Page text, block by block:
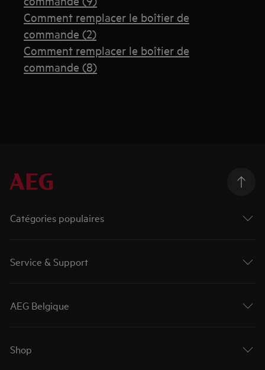
Comment remplacer le boîtier de
commande (2)
Comment remplacer le boîtier de
commande (8)
Catégories populaires
Service & Support
AEG Belgique
Shop